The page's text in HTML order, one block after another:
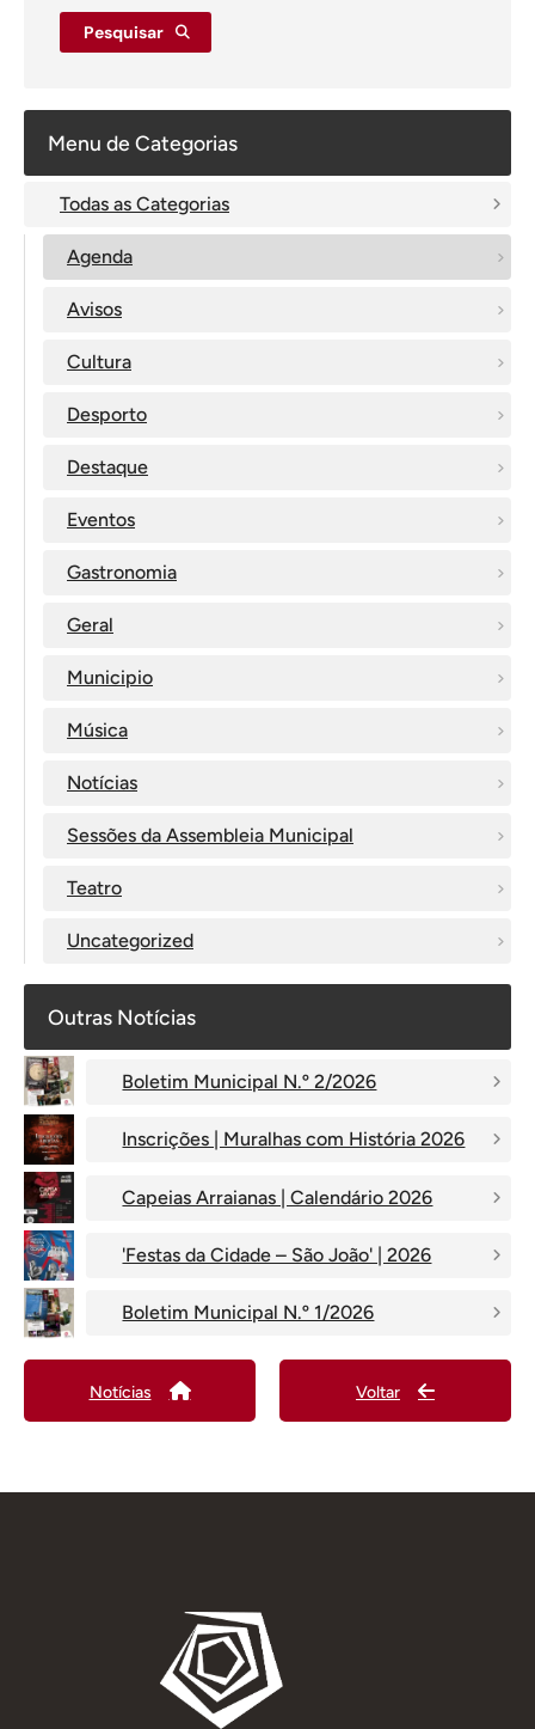
Pesquisar
Menu de Categorias
Todas as Categorias
Agenda
Avisos
Cultura
Desporto
Destaque
Eventos
Gastronomia
Geral
Municipio
Música
Notícias
Sessões da Assembleia Municipal
Teatro
Uncategorized
Outras Notícias
Boletim Municipal N.º 2/2026
Inscrições | Muralhas com História 2026
Capeias Arraianas | Calendário 2026
'Festas da Cidade – São João' | 2026
Boletim Municipal N.º 1/2026
Notícias Voltar